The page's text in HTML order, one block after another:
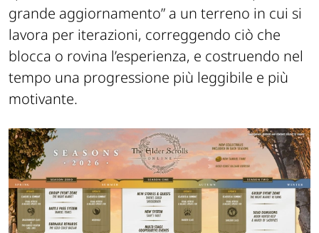
sposta il PvP da un terreno in cui si aspetta “il
grande aggiornamento” a un terreno in cui si
lavora per iterazioni, correggendo ciò che
blocca o rovina l’esperienza, e costruendo nel
tempo una progressione più leggibile e più